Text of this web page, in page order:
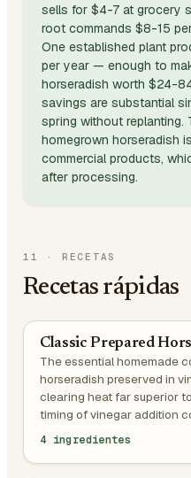
sells for $4-7 at grocery
root commands $8-15
One established plant
per year — enough to
horseradish worth $24-
savings are substantial
spring without
homegrown horseradish
commercial products,
after processing.
11 · RECETAS
Recetas rápidas
Classic Prepared
The essential homemade
horseradish preserved in
clearing heat far superior
timing of vinegar addition
4 ingredientes